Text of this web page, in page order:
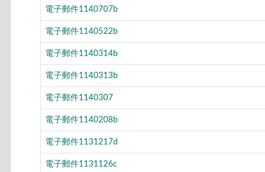
電子郵件1140707b
電子郵件1140522b
電子郵件1140314b
電子郵件1140313b
電子郵件1140307
電子郵件1140208b
電子郵件1131217d
電子郵件1131126c